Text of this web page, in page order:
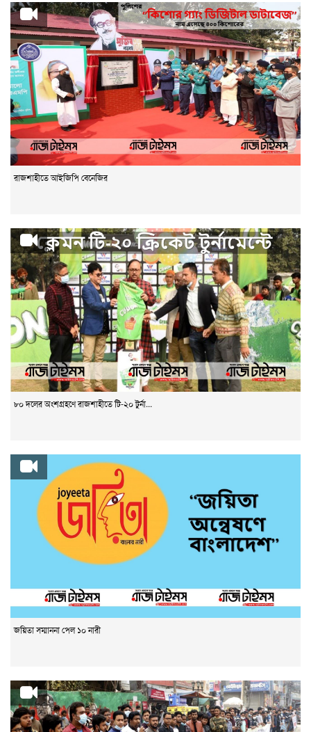
রাজশাহীতে আইজিপি বেনেজির
৮০ দলের অংশগ্রহণে রাজশাহীতে টি-২০ টুর্না...
জয়িতা সম্মাননা পেল ১০ নারী